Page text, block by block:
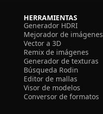
HERRAMIENTAS
Generador HDRI
Mejorador de imágenes
Vector a 3D
Remix de imágenes
Generador de texturas
Búsqueda Rodin
Editor de mallas
Visor de modelos
Conversor de formatos